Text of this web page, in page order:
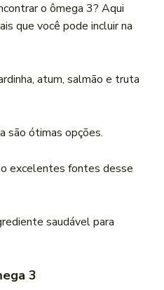
o ômega 3? Aqui
que você pode incluir na
atum, salmão e truta
são ótimas opções.
excelentes fontes desse
saudável para
3